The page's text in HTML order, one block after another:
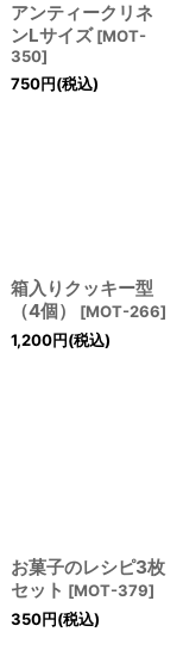
アンティークリネ
ンLサイズ [MOT-
350]
750円(税込)
箱入りクッキー型
（4個）
[MOT-266]
1,200円(税込)
お菓子のレシピ3枚
セット [MOT-379]
350円(税込)